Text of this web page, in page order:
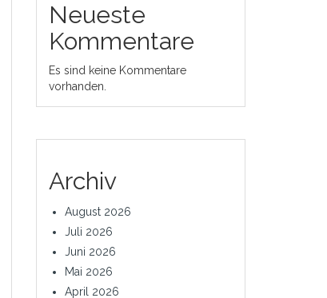
Neueste
Kommentare
Es sind keine Kommentare
vorhanden.
Archiv
August 2026
Juli 2026
Juni 2026
Mai 2026
April 2026